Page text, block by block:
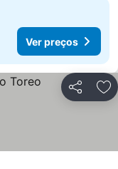
Ver preços
Partilhar